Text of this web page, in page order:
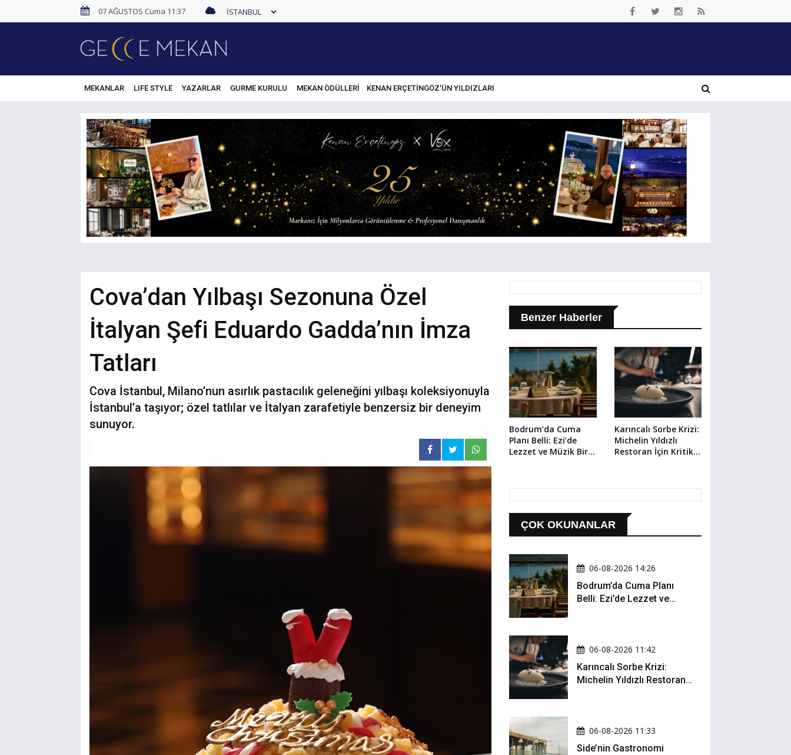
07 AĞUSTOS Cuma 11:37
MEKANLAR LIFE STYLE YAZARLAR GURME KURULU MEKAN ÖDÜLLERİ KENAN ERÇETINGÖZ'ÜN YILDIZLARI
Cova’dan Yılbaşı Sezonuna Özel
İtalyan Şefi Eduardo Gadda’nın İmza
Tatları
Cova İstanbul, Milano’nun asırlık pastacılık geleneğini yılbaşı koleksiyonuyla
İstanbul’a taşıyor; özel tatlılar ve İtalyan zarafetiyle benzersiz bir deneyim
sunuyor.
Benzer Haberler
Bodrum’da Cuma
Planı Belli: Ezi’de
Lezzet ve Müzik Bir
Karıncalı Sorbe Krizi:
Michelin Yıldızlı
Restoran İçin Kritik
ÇOK OKUNANLAR
06-08-2026 14:26
Bodrum’da Cuma Planı
Belli: Ezi’de Lezzet ve
06-08-2026 11:42
Karıncalı Sorbe Krizi:
Michelin Yıldızlı Restoran
06-08-2026 11:33
Side’nin Gastronomi